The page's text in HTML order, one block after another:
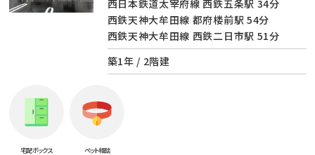
西日本鉄道太宰府線 西鉄五条駅 34分
西鉄天神大牟田線 都府楼前駅 54分
西鉄天神大牟田線 西鉄二日市駅 51分
築1年 / 2階建
宅配ボックス ペット相談